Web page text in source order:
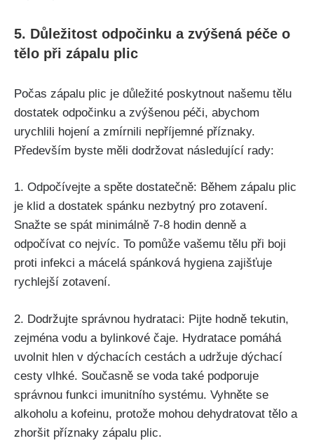
5. Důležitost odpočinku a zvýšená⁢ péče o
tělo při⁤ zápalu plic
Počas zápalu plic je důležité poskytnout⁢ našemu ‌tělu ​
dostatek⁣ odpočinku a zvýšenou péči, abychom
urychlili hojení⁣ a zmírnili nepříjemné ⁤příznaky.
Především byste měli dodržovat následující rady:
1.⁢ Odpočívejte a‍ spěte dostatečně:‌ Během zápalu plic
je ⁣klid a dostatek spánku ‌nezbytný pro zotavení.
Snažte se⁤ spát ⁢minimálně 7-8 hodin ⁣denně a
odpočívat co nejvíc.‍ To pomůže vašemu ‍tělu při boji
proti infekci a mácelá ⁣spánková hygiena zajišťuje
rychlejší zotavení.
2. Dodržujte správnou hydrataci: Pijte hodně tekutin,
zejména vodu​ a bylinkové čaje. ⁣Hydratace pomáhá
uvolnit ⁣hlen⁤ v dýchacích cestách a udržuje ‌dýchací
cesty vlhké.⁤ Současně se voda⁢ také podporuje
správnou funkci imunitního systému. Vyhněte ‍se
alkoholu a ⁢kofeinu, protože mohou dehydratovat tělo a
‍zhoršit příznaky zápalu plic.